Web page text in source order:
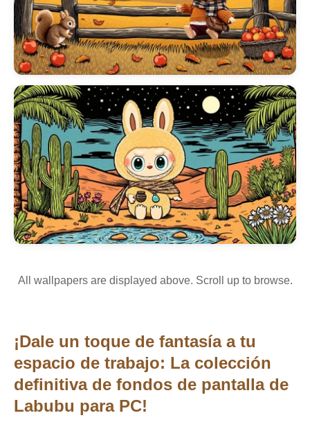
All wallpapers are displayed above. Scroll up to browse.
¡Dale un toque de fantasía a tu
espacio de trabajo: La colección
definitiva de fondos de pantalla de
Labubu para PC!